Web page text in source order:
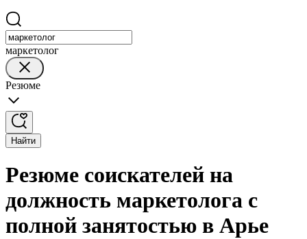
маркетолог
Резюме
Найти
Резюме соискателей на
должность маркетолога с
полной занятостью в Арье